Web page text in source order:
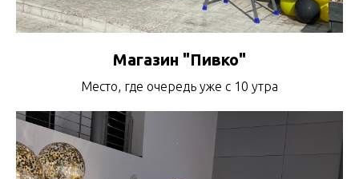
Магазин "Пивко"
Место, где очередь уже с 10 утра